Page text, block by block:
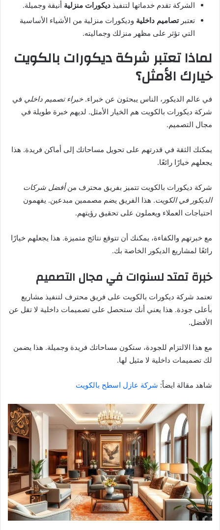
الشركة تقدم خدماتها لتنفيذ ديكورات منزلية أنيقة وجميلة.
تعتبرتصاميم داخلية وديكورات منزلية من الأشياء الأساسية
التي تؤثر على مظهر منزلك وجماليته.
لماذا تعتبر شركة ديكورات بالكويت
خيارك الأمثل؟
في عالم الديكور، الناس يبحثون عن خبراء.خبراء تصميم داخلي في
شركة ديكورات بالكويت هم الخيار الأمثل. لديهم خبرة طويلة في
مجال التصميم.
يمكنك الثقة في قدرتهم على تحويل مساحاتك إلى أماكن فريدة. هذا
يجعلهم خيارًا رائعًا.
شركة ديكورات بالكويت تتميز بفريق محترف منأفضل شركات
الديكور في الكويت. هذا الفريق يضم مصممين مبدعين. يفهمون
احتياجات العملاء ويعملون على تحقيق رؤيتهم.
مع خبرتهم والكفاءة، يمكنك أن تتوقع نتائج متميزة. هذا يجعلهم خيارًا
رائعًا لمشاريع الديكور الخاصة بك.
خبرة تمتد لسنوات في مجال التصميم
تعتمد شركة ديكورات بالكويت على فريق محترف لتنفيذ مشاريع
بأعلى جودة. هذا يعني أنك ستحصل على تصميمات داخلية لا تقل عن
الأفضل.
مع هذا الالتزام للجودة، ستكون مساحاتك فريدة وجميلة. هذا يضمن
لك تصميمات داخلية لا مثيل لها.
شاهد مقالة ايضاً: شركة عازل اسطح بالكويت